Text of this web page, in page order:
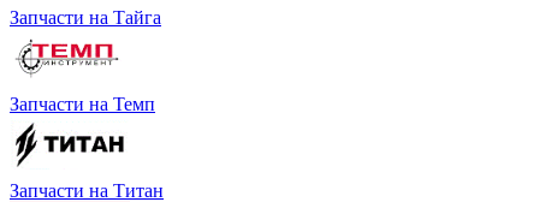
Запчасти на Тайга
Запчасти на Темп
Запчасти на Титан